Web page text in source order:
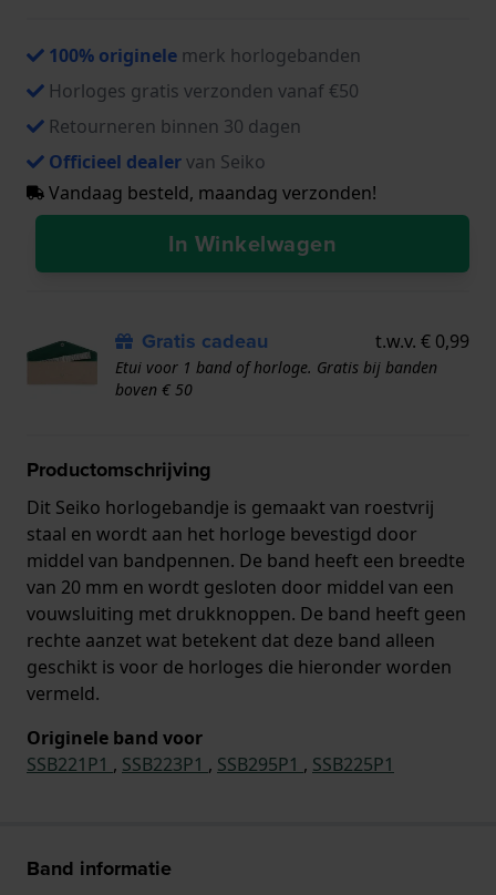
100% originele merk horlogebanden
Horloges gratis verzonden vanaf €50
Retourneren binnen 30 dagen
Officieel dealervan Seiko
Vandaag besteld, maandag verzonden!
In Winkelwagen
Gratis cadeau t.w.v. € 0,99
Etui voor 1 band of horloge. Gratis bij banden
boven € 50
Productomschrijving
Dit Seiko horlogebandje is gemaakt van roestvrij
staal en wordt aan het horloge bevestigd door
middel van bandpennen. De band heeft een breedte
van 20 mm en wordt gesloten door middel van een
vouwsluiting met drukknoppen. De band heeft geen
rechte aanzet wat betekent dat deze band alleen
geschikt is voor de horloges die hieronder worden
vermeld.
Originele band voor
SSB221P1 , SSB223P1 , SSB295P1 , SSB225P1
Band informatie